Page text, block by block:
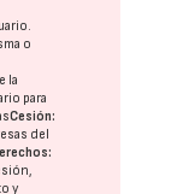
o
la
para
Cesión:
del
y